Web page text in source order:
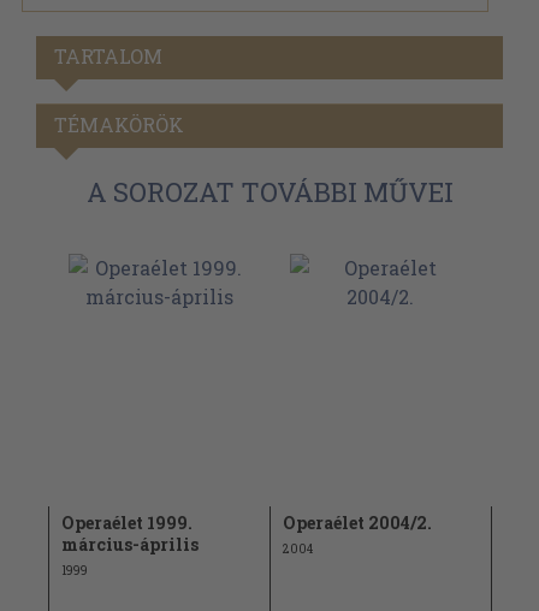
TARTALOM
TÉMAKÖRÖK
A SOROZAT TOVÁBBI MŰVEI
Operaélet 1999.
március-április
1999
Operaélet 2004/2.
2004